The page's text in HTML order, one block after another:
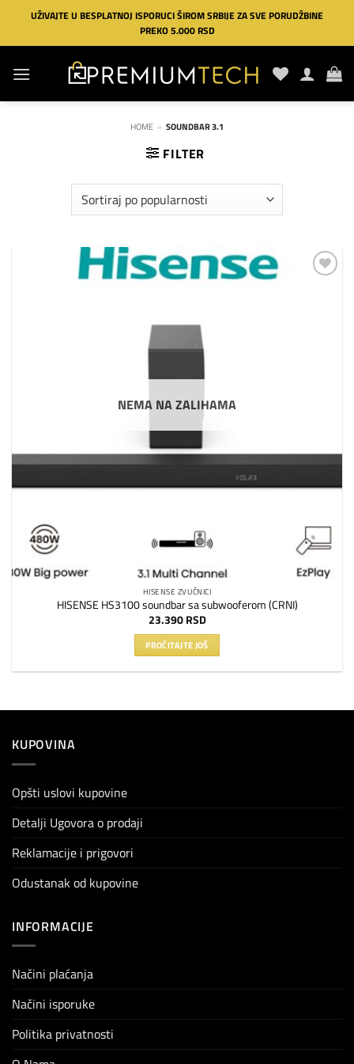
Preskoči
sadržaj
UŽIVAJTE U BESPLATNOJ ISPORUCI ŠIROM SRBIJE ZA SVE PORUDŽBINE
PREKO 5.000 RSD
HOME » SOUNDBAR 3.1
FILTER
NEMA NA ZALIHAMA
HISENSE ZVUČNICI
HISENSE HS3100 soundbar sa subwooferom (CRNI)
23.390 RSD
PROČITAJTE JOŠ
KUPOVINA
Opšti uslovi kupovine
Detalji Ugovora o prodaji
Reklamacije i prigovori
Odustanak od kupovine
INFORMACIJE
Načini plaćanja
Načini isporuke
Politika privatnosti